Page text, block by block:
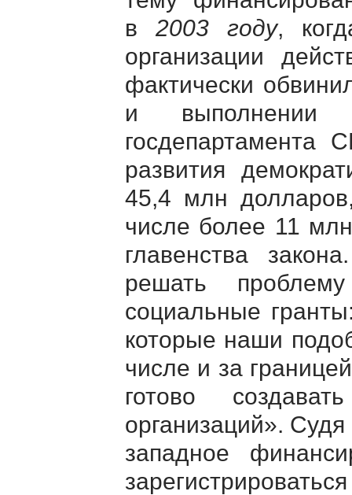
в 2003 году,
организации
фактически
и
развития
45,4 млн
числе более 11
главенства
решать
социальные
которые наши
числе и за
готово
организаций».
западное